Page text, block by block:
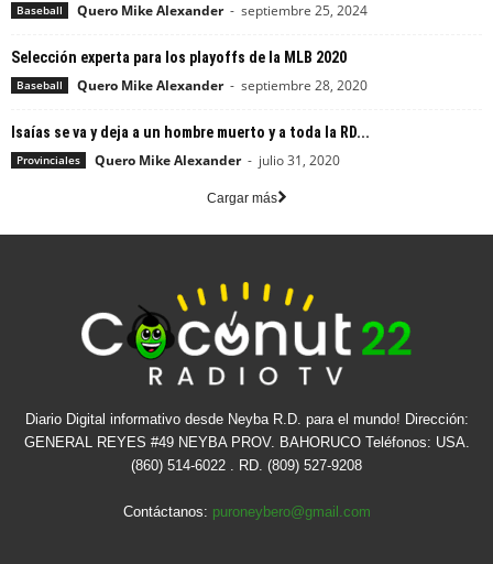
Baseball Quero Mike Alexander - septiembre 25, 2024
Selección experta para los playoffs de la MLB 2020
Baseball Quero Mike Alexander - septiembre 28, 2020
Isaías se va y deja a un hombre muerto y a toda la RD...
Provinciales Quero Mike Alexander - julio 31, 2020
Cargar más
Diario Digital informativo desde Neyba R.D. para el mundo! Dirección:
GENERAL REYES #49 NEYBA PROV. BAHORUCO Teléfonos: USA.
(860) 514-6022 . RD. (809) 527-9208
Contáctanos: puroneybero@gmail.com